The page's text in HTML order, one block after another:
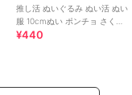
推し活 ぬいぐるみ ぬい活 ぬい
服 10cmぬい ポンチョ さくら
んぼ チェリー キーホルダー
¥440